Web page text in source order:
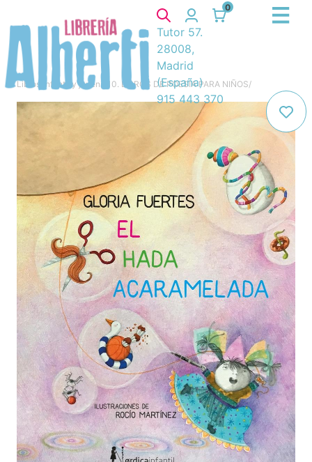
0
Tutor 57.
28008,
Madrid
(España)
915 443 370
Libros Infantil y juvenil 10. LIBROS DE POESIA PARA NIÑOS/